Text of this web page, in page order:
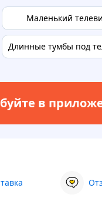
Маленький
Длинные тумбы под
в